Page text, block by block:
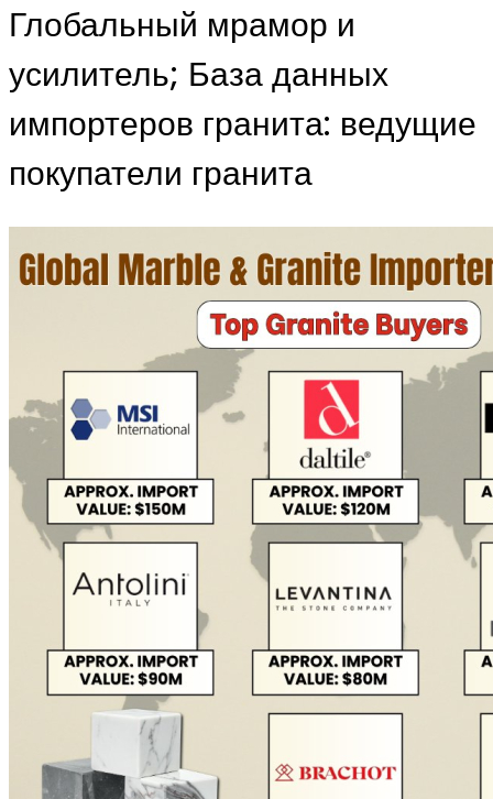
Глобальный мрамор и
усилитель; База данных
импортеров гранита: ведущие
покупатели гранита